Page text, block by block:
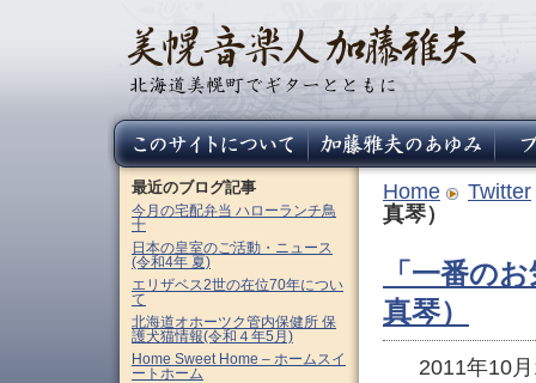
Home
Twitter
真琴）
「一番の
真琴）
2011年10
最近のブログ記事
今月の宅配弁当 ハローランチ鳥
十
日本の皇室のご活動・ニュース
(令和4年 夏)
エリザベス2世の在位70年につい
て
北海道オホーツク管内保健所 保
護犬猫情報(令和４年5月)
Home Sweet Home – ホームスイ
ートホーム